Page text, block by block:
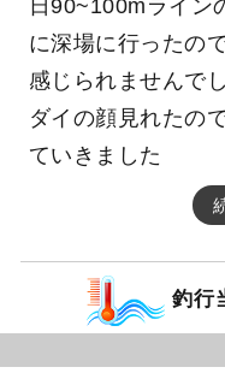
日90~100mライン
に深場に行ったの
感じられませんで
ダイの顔見れたの
ていきました
釣行